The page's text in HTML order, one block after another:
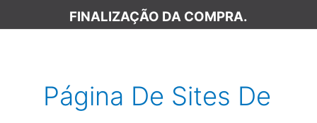
FINALIZAÇÃO DA COMPRA.
Página De Sites De